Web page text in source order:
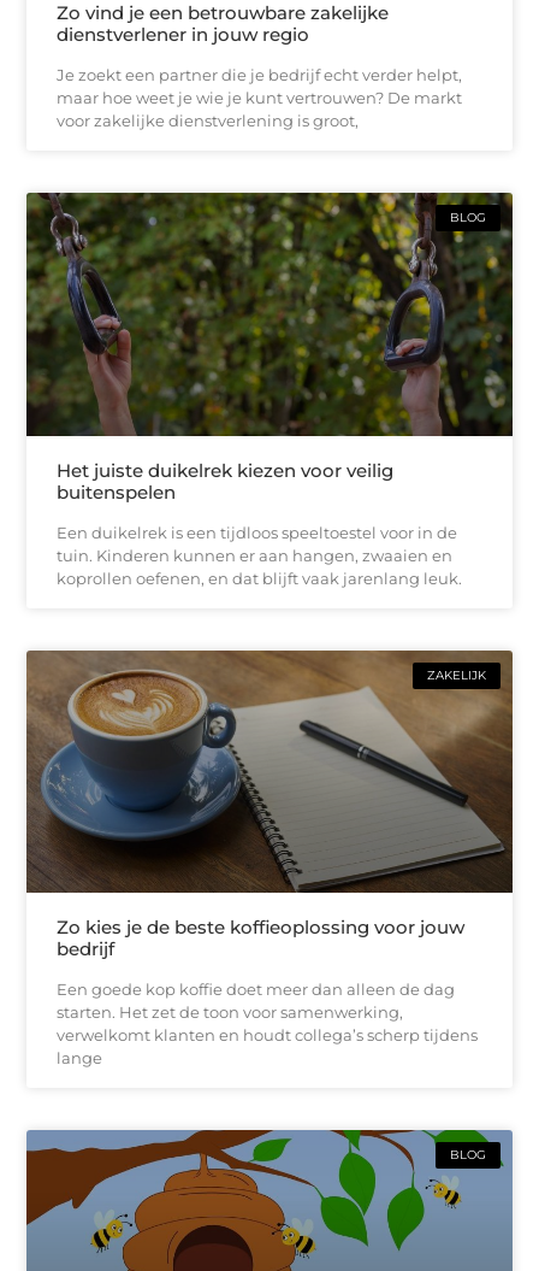
Zo vind je een betrouwbare zakelijke
dienstverlener in jouw regio
Je zoekt een partner die je bedrijf echt verder helpt,
maar hoe weet je wie je kunt vertrouwen? De markt
voor zakelijke dienstverlening is groot,
BLOG
Het juiste duikelrek kiezen voor veilig
buitenspelen
Een duikelrek is een tijdloos speeltoestel voor in de
tuin. Kinderen kunnen er aan hangen, zwaaien en
koprollen oefenen, en dat blijft vaak jarenlang leuk.
ZAKELIJK
Zo kies je de beste koffieoplossing voor jouw
bedrijf
Een goede kop koffie doet meer dan alleen de dag
starten. Het zet de toon voor samenwerking,
verwelkomt klanten en houdt collega’s scherp tijdens
lange
BLOG